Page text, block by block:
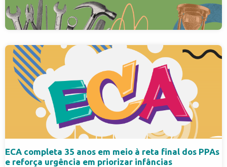
adolescentes no Brasil
09/10/2025
Mesmo com a proibição legal, o trabalho infantil faz parte
da realidade de milhares de crianças e adolescentes no
ECA completa 35 anos em meio à reta final dos PPAs
e reforça urgência em priorizar infâncias